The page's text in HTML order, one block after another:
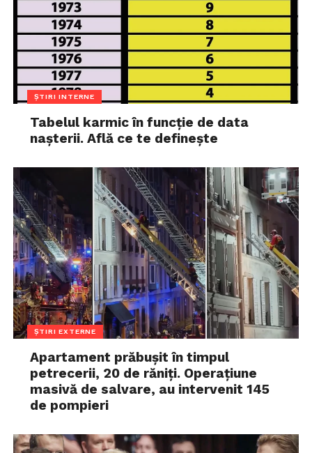
ȘTIRI INTERNE
Tabelul karmic în funcție de data
nașterii. Află ce te definește
ȘTIRI EXTERNE
Apartament prăbușit în timpul
petrecerii, 20 de răniți. Operațiune
masivă de salvare, au intervenit 145
de pompieri